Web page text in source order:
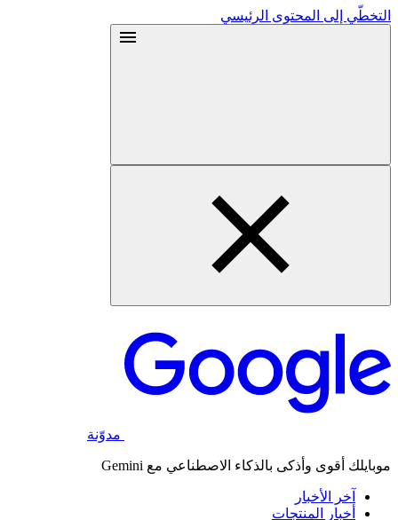
التخطّي إلى المحتوى الرئيسي
مدوّنة
موبايلك أقوى وأذكى بالذكاء الاصطناعي مع Gemini
آخر الأخبار
أخبار المنتجات